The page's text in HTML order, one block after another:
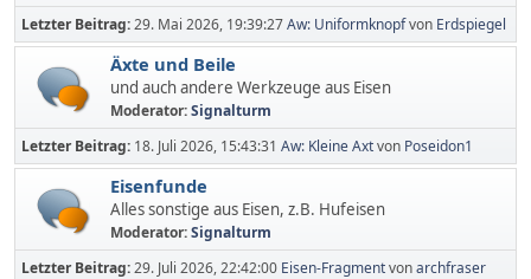
Letzter Beitrag:29. Mai 2026, 19:39:27Aw: Uniformknopfvon Erdspiegel
Äxte und Beile
und auch andere Werkzeuge aus Eisen
Moderator:Signalturm
Letzter Beitrag: 18. Juli 2026, 15:43:31 Aw: Kleine Axtvon Poseidon1
Eisenfunde
Alles sonstige aus Eisen, z.B. Hufeisen
Moderator:Signalturm
Letzter Beitrag:29. Juli 2026, 22:42:00 Eisen-Fragmentvonarchfraser